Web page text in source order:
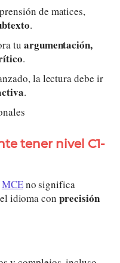
de matices,
.
tu argumentación,
.
la lectura debe ir
.
tener nivel C1-
MCEno significa
idioma con precisión